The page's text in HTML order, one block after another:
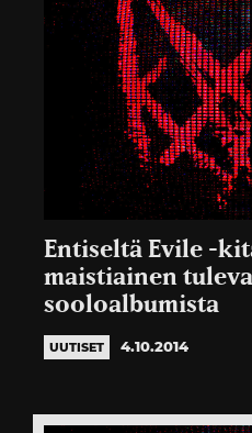
Entiseltä Evile -
maistiainen
sooloalbumista
UUTISET 4.10.2014